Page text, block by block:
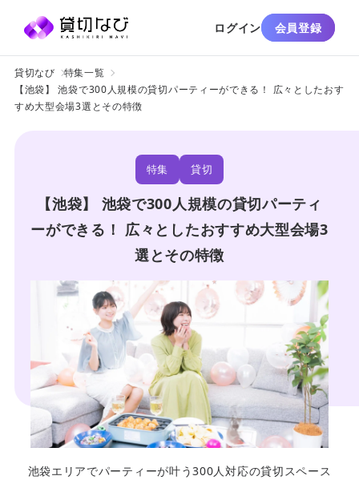
ログイン 会員登録
貸切なび
特集一覧
【池袋】 池袋で300人規模の貸切パーティーができる！ 広々としたおす
すめ大型会場3選とその特徴
特集 貸切
【池袋】 池袋で300人規模の貸切パーティ
ーができる！ 広々としたおすすめ大型会場3
選とその特徴
池袋エリアでパーティーが叶う300人対応の貸切スペース